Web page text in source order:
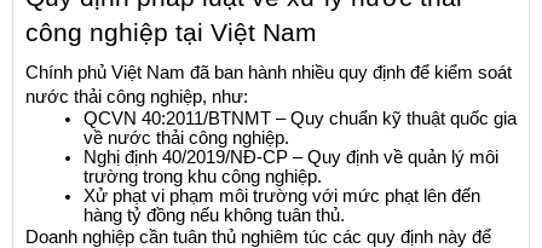
công nghiệp tại Việt Nam
Chính phủ Việt Nam đã ban hành nhiều quy định để kiểm soát
nước thải công nghiệp, như:
QCVN 40:2011/BTNMT – Quy chuẩn kỹ thuật quốc gia
về nước thải công nghiệp.
Nghị định 40/2019/NĐ-CP – Quy định về quản lý môi
trường trong khu công nghiệp.
Xử phạt vi phạm môi trường với mức phạt lên đến
hàng tỷ đồng nếu không tuân thủ.
Doanh nghiệp cần tuân thủ nghiêm túc các quy định này để